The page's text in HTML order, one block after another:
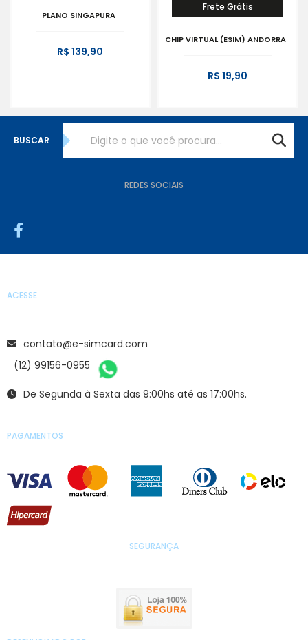
PLANO SINGAPURA
R$ 139,90
Frete Grátis
CHIP VIRTUAL (ESIM) ANDORRA
R$ 19,90
BUSCAR
REDES SOCIAIS
ACESSE
contato@e-simcard.com
(12) 99156-0955
De Segunda à Sexta das 9:00hs até as 17:00hs.
PAGAMENTOS
SEGURANÇA